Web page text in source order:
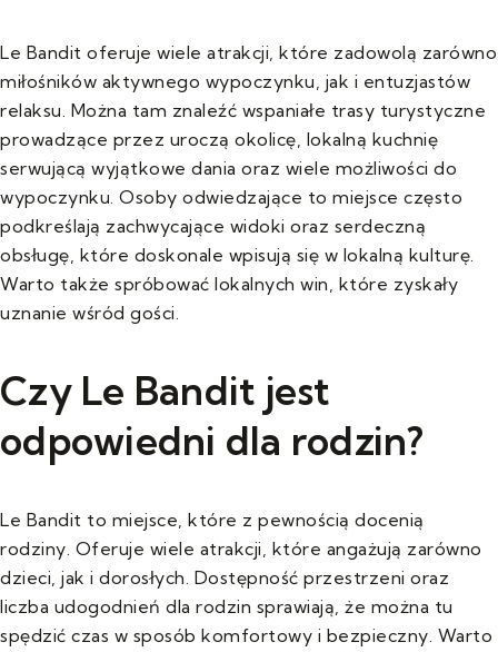
Le Bandit oferuje wiele atrakcji, które zadowolą zarówno
miłośników aktywnego wypoczynku, jak i entuzjastów
relaksu. Można tam znaleźć wspaniałe trasy turystyczne
prowadzące przez uroczą okolicę, lokalną kuchnię
serwującą wyjątkowe dania oraz wiele możliwości do
wypoczynku. Osoby odwiedzające to miejsce często
podkreślają zachwycające widoki oraz serdeczną
obsługę, które doskonale wpisują się w lokalną kulturę.
Warto także spróbować lokalnych win, które zyskały
uznanie wśród gości.
Czy Le Bandit jest
odpowiedni dla rodzin?
Le Bandit to miejsce, które z pewnością docenią
rodziny. Oferuje wiele atrakcji, które angażują zarówno
dzieci, jak i dorosłych. Dostępność przestrzeni oraz
liczba udogodnień dla rodzin sprawiają, że można tu
spędzić czas w sposób komfortowy i bezpieczny. Warto